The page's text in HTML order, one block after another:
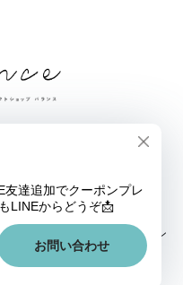
プ｜ファッション通販サイト
丁目1507
レクトショップ｜ファッション
RESERVED.